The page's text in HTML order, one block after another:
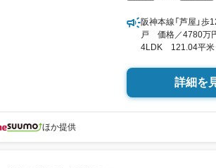
阪神本線「芦屋」
戸 価格／4780万
4LDK 121.04平米
詳細を
ほか提供